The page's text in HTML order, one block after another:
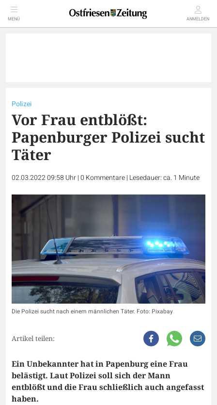
MENÜ ANMELDEN
Polizei
Vor Frau entblößt:
Papenburger Polizei sucht
Täter
02.03.2022 09:58 Uhr|0 Kommentare| Lesedauer: ca. 1 Minute
Die Polizei sucht nach einem männlichen Täter. Foto: Pixabay
Artikel teilen:
Ein Unbekannter hat in Papenburg eine Frau
belästigt. Laut Polizei soll sich der Mann
entblößt und die Frau schließlich auch angefasst
haben.